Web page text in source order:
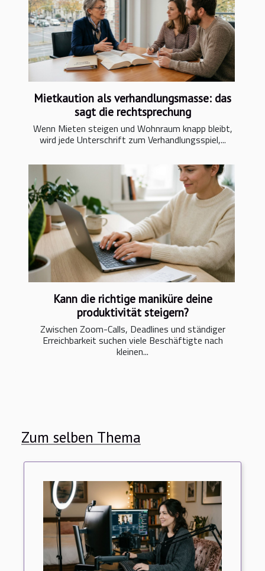
Mietkaution als verhandlungsmasse: das
sagt die rechtsprechung
Wenn Mieten steigen und Wohnraum knapp bleibt,
wird jede Unterschrift zum Verhandlungsspiel,...
Kann die richtige maniküre deine
produktivität steigern?
Zwischen Zoom-Calls, Deadlines und ständiger
Erreichbarkeit suchen viele Beschäftigte nach
kleinen...
Zum selben Thema